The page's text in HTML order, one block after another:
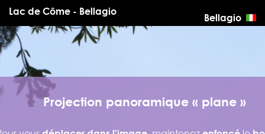
Lac de Côme - Bellagio
Bellagio